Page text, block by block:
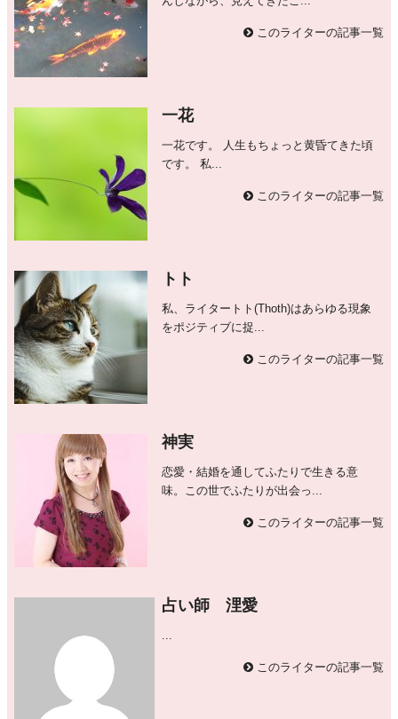
このライターの記事一覧
一花
一花です。 人生もちょっと黄昏てきた頃
です。 私...
このライターの記事一覧
トト
私、ライタートト(Thoth)はあらゆる現象
をポジティブに捉...
このライターの記事一覧
神実
恋愛・結婚を通してふたりで生きる意
味。この世でふたりが出会っ...
このライターの記事一覧
占い師 浬愛
...
このライターの記事一覧